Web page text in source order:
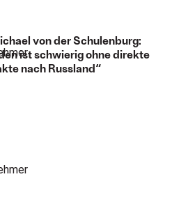
von der Schulenburg:
ist schwierig ohne direkte
nach Russland“